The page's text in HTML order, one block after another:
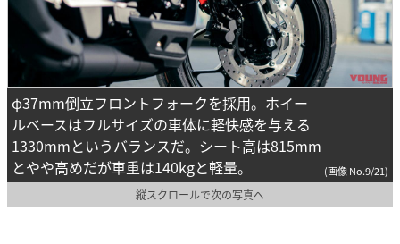
φ37mm倒立フロントフォークを採用。ホイー
ルベースはフルサイズの車体に軽快感を与える
1330mmというバランスだ。シート高は815mm
とやや高めだが車重は140kgと軽量。
(画像 No.9/21)
縦スクロールで次の写真へ